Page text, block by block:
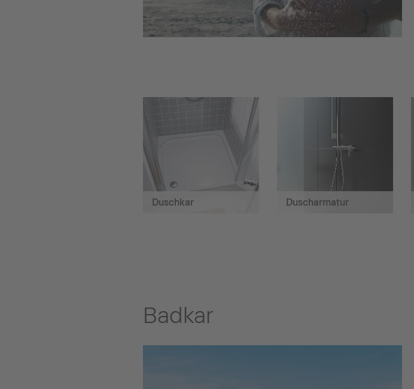
Duschkar Duscharmatur
Badkar